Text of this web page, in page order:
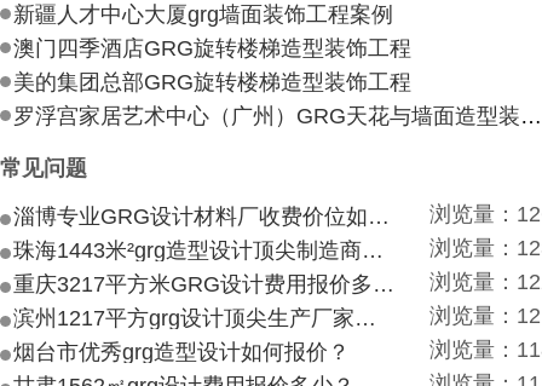
新疆人才中心大厦grg墙面装饰工程案例
澳门四季酒店GRG旋转楼梯造型装饰工程
美的集团总部GRG旋转楼梯造型装饰工程
罗浮宫家居艺术中心（广州）GRG天花与墙面造型装饰工程
常见问题
淄博专业GRG设计材料厂收费价位如何？
浏览量：
珠海1443米²grg造型设计顶尖制造商付费付费多少？
浏览量：
重庆3217平方米GRG设计费用报价多少？
浏览量：
滨州1217平方grg设计顶尖生产厂家价目如何？
浏览量：
烟台市优秀grg造型设计如何报价？
浏览量：